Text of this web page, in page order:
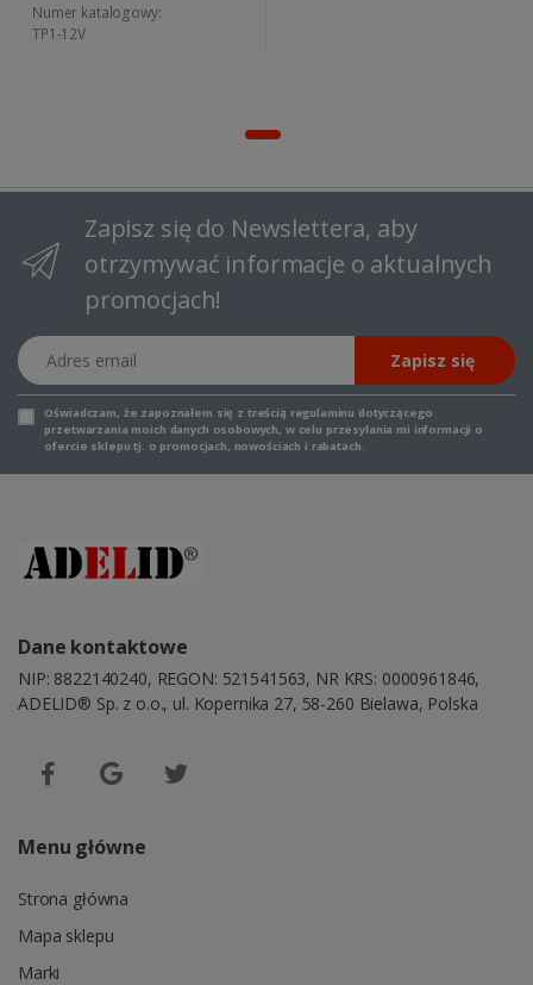
Numer katalogowy:
TP1-12V
Zapisz się do Newslettera, aby
otrzymywać informacje o aktualnych
promocjach!
Adres email
Zapisz się
Oświadczam, że zapoznałem się z treścią regulaminu dotyczącego
przetwarzania moich danych osobowych, w celu przesyłania mi informacji o
ofercie sklepu tj. o promocjach, nowościach i rabatach.
Dane kontaktowe
NIP: 8822140240, REGON: 521541563, NR KRS: 0000961846,
ADELID® Sp. z o.o., ul. Kopernika 27, 58-260 Bielawa, Polska
Menu główne
Strona główna
Mapa sklepu
Marki